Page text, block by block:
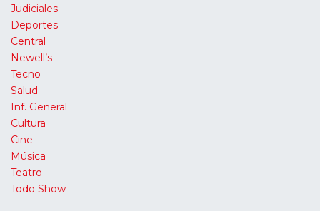
Judiciales
Deportes
Central
Newell’s
Tecno
Salud
Inf. General
Cultura
Cine
Música
Teatro
Todo Show